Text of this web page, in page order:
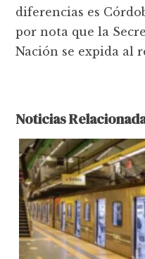
diferencias es
por nota que la
Nación se expida al
Noticias